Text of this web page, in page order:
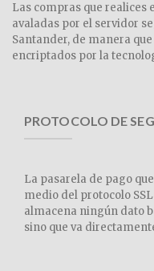
Las compras que realices
avaladas por el servidor
Santander, de manera
encriptados por la
PROTOCOLO DE
La pasarela de pago
medio del protocolo
almacena ningún dato
sino que va